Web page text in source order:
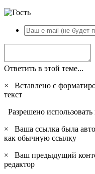
Ответить в этой теме...
×
Вставлено с
текст
Разрешено
×
Ваша ссылка была
как обычную ссылку
×
Ваш предыдущий
редактор